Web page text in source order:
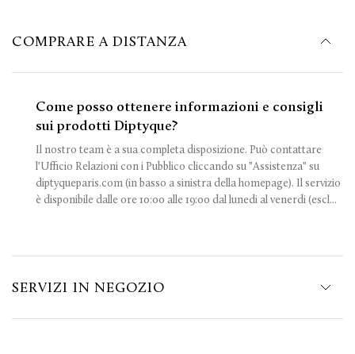
COMPRARE A DISTANZA
Come posso ottenere informazioni e consigli
sui prodotti Diptyque?
Il nostro team è a sua completa disposizione. Può contattare
l'Ufficio Relazioni con i Pubblico cliccando su "Assistenza" su
diptyqueparis.com (in basso a sinistra della homepage). Il servizio
è disponibile dalle ore 10:00 alle 19:00 dal lunedi al venerdi (escl...
SERVIZI IN NEGOZIO